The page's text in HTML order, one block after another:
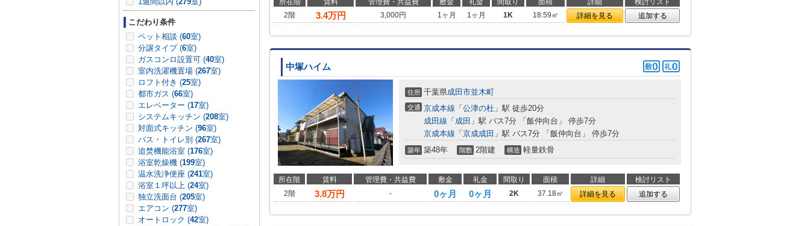
所在階 賃料 管理費・共益費 敷金 礼金 間取り 面積 詳細
検討リスト
2階
3.4万円 3,000円 1ヶ月 1ヶ月 1K 18.59㎡ 詳細を見る 追加する
中塚ハイム
住所 千葉県成田市並木町
交通 京成本線 「 公津の杜 」駅 徒歩20分
成田線 「 成田 」駅 バス7分 「飯仲向台」 停歩7分
京成本線 「 京成成田 」駅 バス7分 「飯仲向台」 停歩7分
築年 築48年 階数 2階建 構造 軽量鉄骨
所在階 賃料 管理費・共益費 敷金 礼金 間取り 面積 詳細
検討リスト
2階
3.8万円 - 0ヶ月 0ヶ月 2K 37.18㎡ 詳細を見る 追加する
こだわり条件
ペット相談 (60室)
分譲タイプ (6室)
ガスコンロ設置可 (40室)
室内洗濯機置場 (267室)
ロフト付き (25室)
都市ガス (66室)
エレベーター (17室)
システムキッチン (208室)
対面式キッチン (96室)
バス・トイレ別 (267室)
追焚機能浴室 (176室)
浴室乾燥機 (199室)
温水洗浄便座 (241室)
浴室１坪以上 (24室)
独立洗面台 (205室)
エアコン (277室)
オートロック (42室)